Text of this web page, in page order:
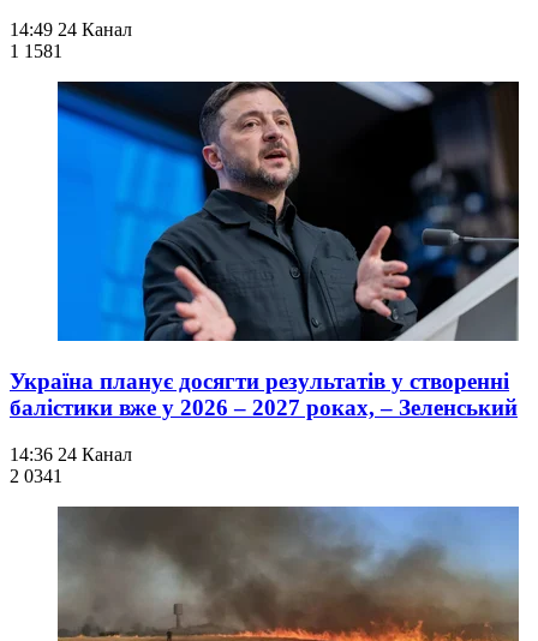
14:49 24 Канал
1 1581
Україна планує досягти результатів у створенні
балістики вже у 2026 – 2027 роках, – Зеленський
14:36 24 Канал
2 0341